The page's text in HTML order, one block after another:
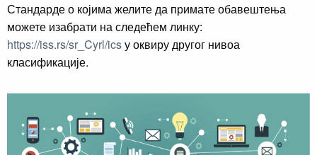
Стандарде о којима желите да примате обавештења
можете изабрати на следећем линку:
https://iss.rs/sr_Cyrl/icsу оквиру другог нивоа
класификације.